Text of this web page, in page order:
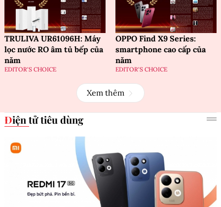
TRULIVA UR61096H: Máy
lọc nước RO âm tủ bếp của
năm
EDITOR'S CHOICE
OPPO Find X9 Series:
smartphone cao cấp của
năm
EDITOR'S CHOICE
Xem thêm
Điện tử tiêu dùng